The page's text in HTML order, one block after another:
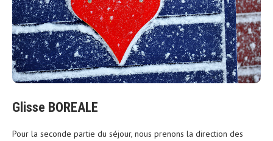
Glisse BOREALE
Pour la seconde partie du séjour, nous prenons la direction des